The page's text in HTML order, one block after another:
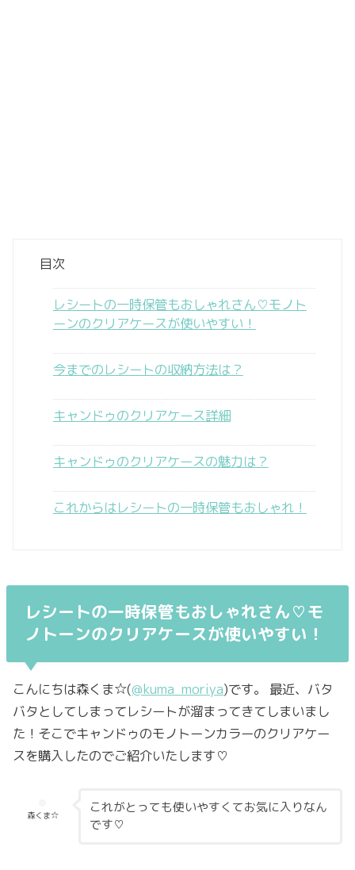
目次
レシートの一時保管もおしゃれさん♡モノト
ーンのクリアケースが使いやすい！
今までのレシートの収納方法は？
キャンドゥのクリアケース詳細
キャンドゥのクリアケースの魅力は？
これからはレシートの一時保管もおしゃれ！
レシートの一時保管もおしゃれさん♡モ
ノトーンのクリアケースが使いやすい！
こんにちは森くま☆(@kuma_moriya)です。 最近、バタ
バタとしてしまってレシートが溜まってきてしまいまし
た！そこでキャンドゥのモノトーンカラーのクリアケー
スを購入したのでご紹介いたします♡
森くま☆
これがとっても使いやすくてお気に入りなん
です♡